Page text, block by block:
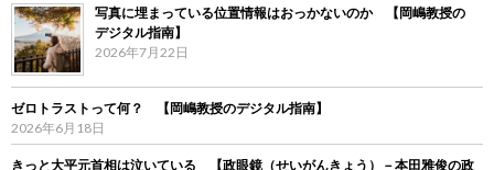
写真に埋まっている位置情報はおっかないのか 【岡嶋教授の
デジタル指南】
2026年7月22日
ゼロトラストって何？ 【岡嶋教授のデジタル指南】
2026年6月18日
きっと大平元首相は泣いている 【政眼鏡（せいがんきょう）－本田雅俊の政